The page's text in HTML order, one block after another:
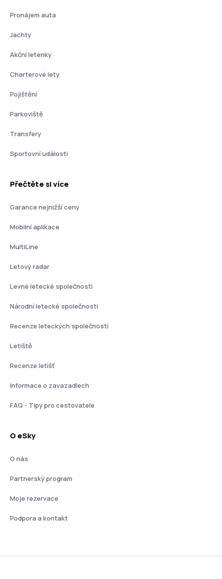
Pronájem auta
Jachty
Akční letenky
Charterové lety
Pojištění
Parkoviště
Transfery
Sportovní události
Přečtěte si více
Garance nejnižší ceny
Mobilní aplikace
MultiLine
Letový radar
Levné letecké společnosti
Národní letecké společnosti
Recenze leteckých společností
Letiště
Recenze letišť
Informace o zavazadlech
FAQ - Tipy pro cestovatele
O eSky
O nás
Partnerský program
Moje rezervace
Podpora a kontakt